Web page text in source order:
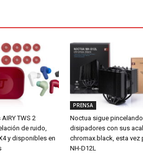
TWS 2
de ruido,
y disponibles en
PRENSA
Noctua sigue
disipadores con sus
chromax.black, esta vez
NH-D12L